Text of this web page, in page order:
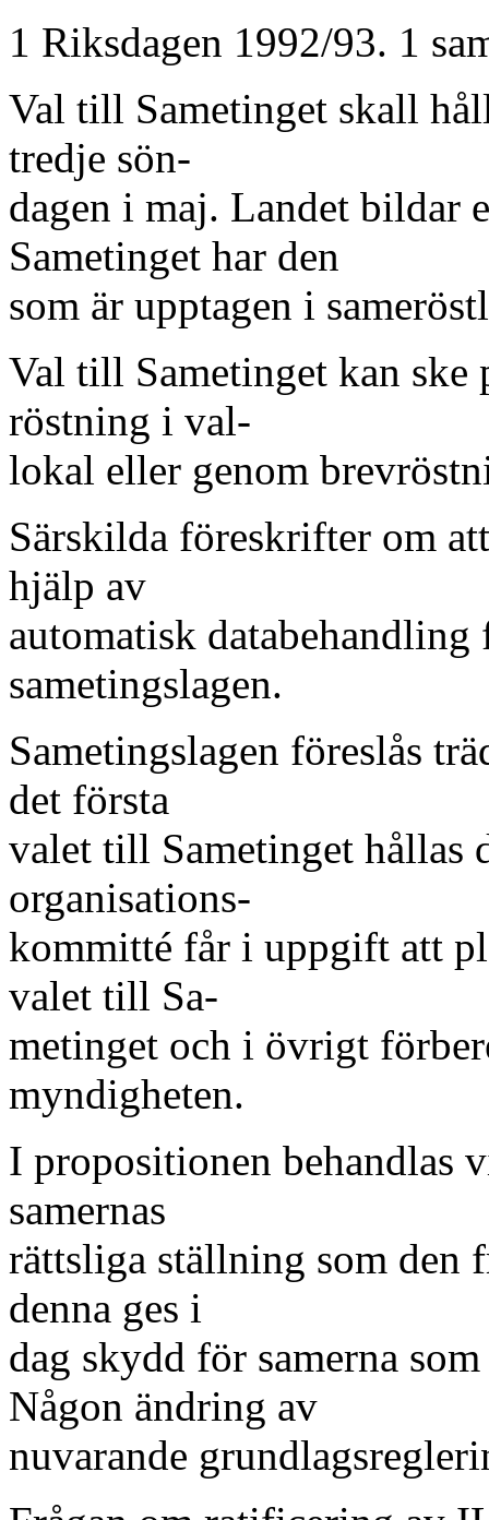
1 Riksdagen 1992/93. 1
Val till Sametinget skall
tredje sön-
dagen i maj. Landet bildar
Sametinget har den
som är upptagen i
Val till Sametinget kan ske
röstning i val-
lokal eller genom
Särskilda föreskrifter om
hjälp av
automatisk
sametingslagen.
Sametingslagen föreslås
det första
valet till Sametinget hållas
organisations-
kommitté får i uppgift att
valet till Sa-
metinget och i övrigt
myndigheten.
I propositionen behandlas
samernas
rättsliga ställning som den
denna ges i
dag skydd för samerna
Någon ändring av
nuvarande